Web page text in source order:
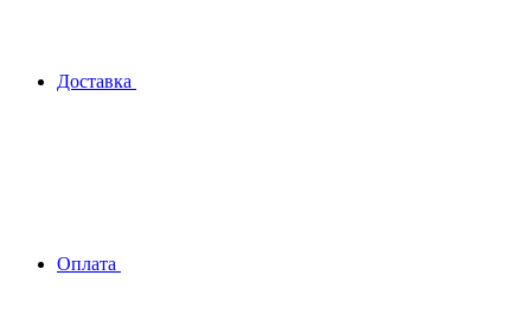
Доставка
Оплата